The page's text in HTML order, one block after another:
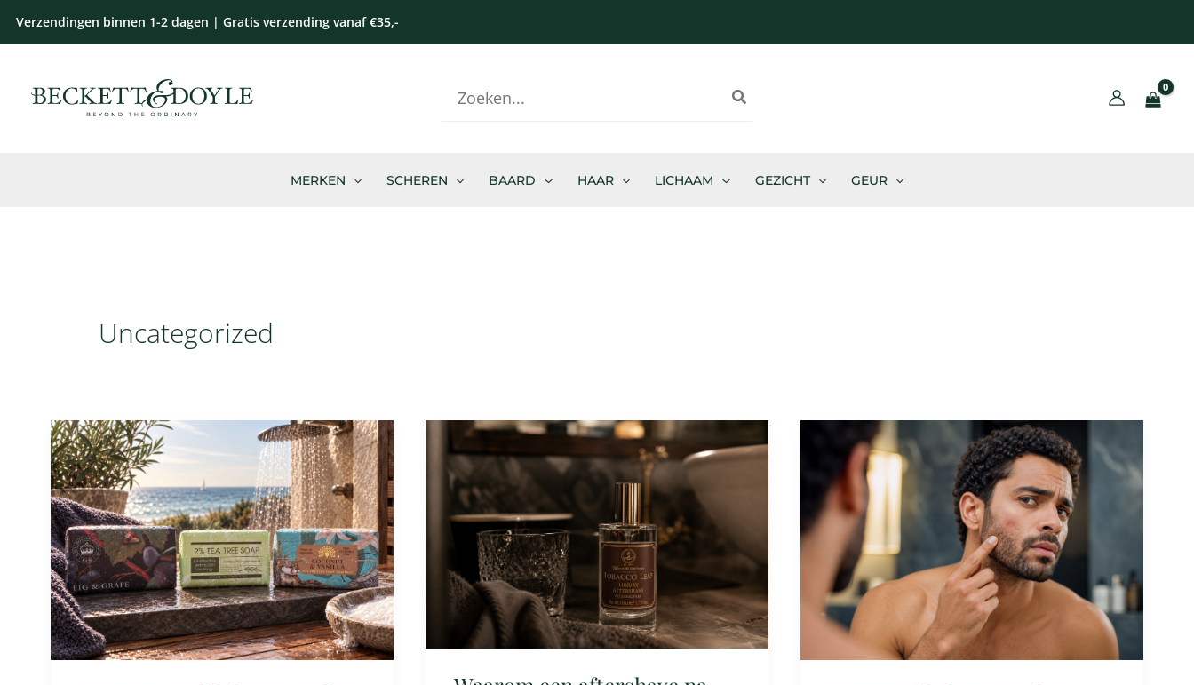
Ga
naar
inhoud
Verzendingen binnen 1-2 dagen | Gratis verzending vanaf €35,-
naar:
MERKEN SCHEREN BAARD HAAR LICHAAM GEZICHT GEUR
Uncategorized
Waarom
een
blokzeep
onder
de
douche
gebruiken?
Ontdek
waarom
Waarom
een
aftershave
na
scheren?
Meer
dan
Ingegroeide
haren
na
het
scheren?
Zo
voorkom
je
ze